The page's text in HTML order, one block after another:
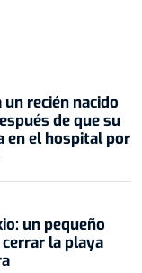
recién nacido
de que su
en el hospital por
un pequeño
la playa